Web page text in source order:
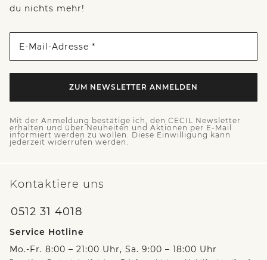
du nichts mehr!
E-Mail-Adresse *
ZUM NEWSLETTER ANMELDEN
Mit der Anmeldung bestätige ich, den CECIL Newsletter
erhalten und über Neuheiten und Aktionen per E-Mail
informiert werden zu wollen. Diese Einwilligung kann
jederzeit widerrufen werden.
Kontaktiere uns
0512 31 4018
Service Hotline
Mo.-Fr. 8:00 – 21:00 Uhr, Sa. 9:00 – 18:00 Uhr